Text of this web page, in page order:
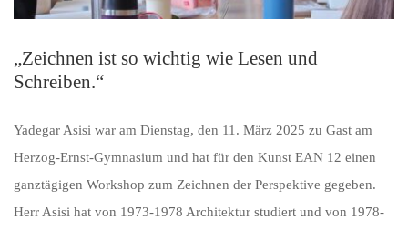
„Zeichnen ist so wichtig wie Lesen und
Schreiben.“
Yadegar Asisi war am Dienstag, den 11. März 2025 zu Gast am
Herzog-Ernst-Gymnasium und hat für den Kunst EAN 12 einen
ganztägigen Workshop zum Zeichnen der Perspektive gegeben.
Herr Asisi hat von 1973-1978 Architektur studiert und von 1978-